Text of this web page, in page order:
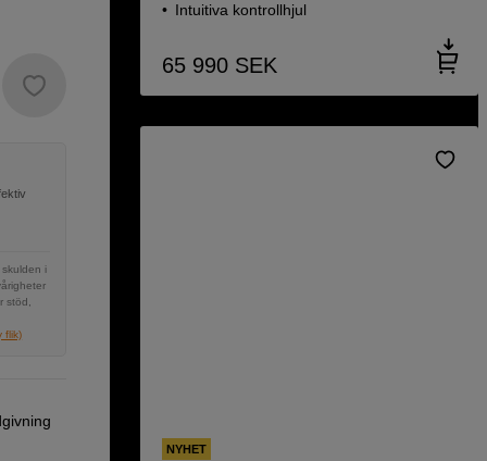
i
stöd,
flik)
Intuitiva kontrollhjul
65 990 SEK
NYHET